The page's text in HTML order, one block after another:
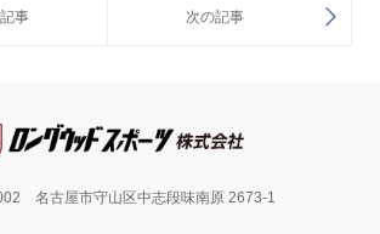
名古屋市守山区中志段味南原 2673-1